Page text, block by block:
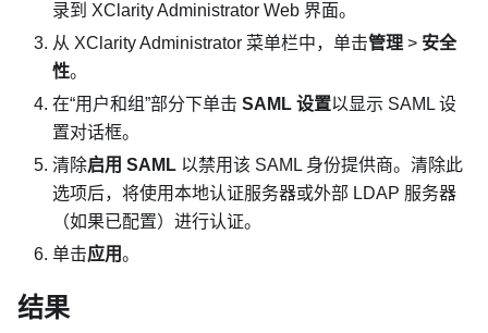
录到 XClarity Administrator Web 界面。
从 XClarity Administrator 菜单栏中，单击管理 > 安全
性。
在“用户和组”部分下单击 SAML 设置以显示 SAML 设
置对话框。
清除启用 SAML 以禁用该 SAML 身份提供商。清除此
选项后，将使用本地认证服务器或外部 LDAP 服务器
（如果已配置）进行认证。
单击应用。
结果